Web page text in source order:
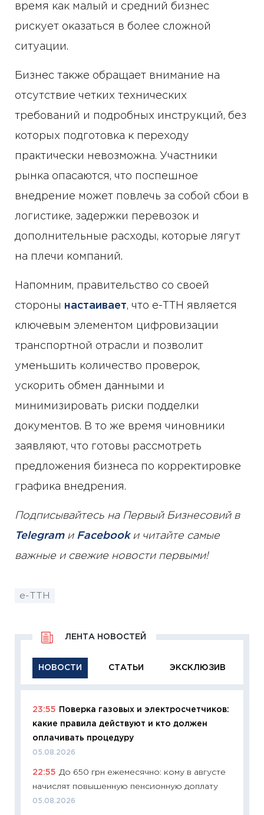
время как малый и средний бизнес
рискует оказаться в более сложной
ситуации.
Бизнес также обращает внимание на
отсутствие четких технических
требований и подробных инструкций, без
которых подготовка к переходу
практически невозможна. Участники
рынка опасаются, что поспешное
внедрение может повлечь за собой сбои в
логистике, задержки перевозок и
дополнительные расходы, которые лягут
на плечи компаний.
Напомним, правительство со своей
стороны настаивает, что е-ТТН является
ключевым элементом цифровизации
транспортной отрасли и позволит
уменьшить количество проверок,
ускорить обмен данными и
минимизировать риски подделки
документов. В то же время чиновники
заявляют, что готовы рассмотреть
предложения бизнеса по корректировке
графика внедрения.
Подписывайтесь на Первый Бизнесовий в
Telegramи Facebookи читайте самые
важные и свежие новости первыми!
е-ТТН
НОВОСТИ СТАТЬИ ЭКСКЛЮЗИВ
ЛЕНТА НОВОСТЕЙ
23:55
Поверка газовых и электросчетчиков:
какие правила действуют и кто должен
оплачивать процедуру
05.08.2026
22:55 До 650 грн ежемесячно: кому в августе
начислят повышенную пенсионную доплату
05.08.2026